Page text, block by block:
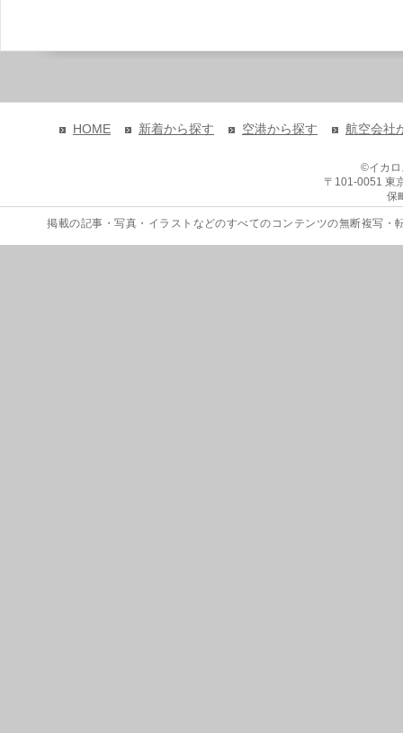
HOME 新着から探す 空港から探す 航空会社
©イカ
〒101-0051 東
保
掲載の記事・写真・イラストなどのすべてのコンテンツの無断複